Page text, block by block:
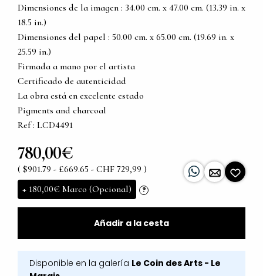
Dimensiones de la imagen : 34.00 cm. x 47.00 cm. (13.39 in. x
18.5 in.)
Dimensiones del papel : 50.00 cm. x 65.00 cm. (19.69 in. x
25.59 in.)
Firmada a mano por el artista
Certificado de autenticidad
La obra está en excelente estado
Pigments and charcoal
Ref : LCD4491
780,00€
( $901.79 - £669.65 - CHF 729,99 )
+ 180,00€ Marco (Opcional) ?
Añadir a la cesta
Disponible en la galería Le Coin des Arts - Le